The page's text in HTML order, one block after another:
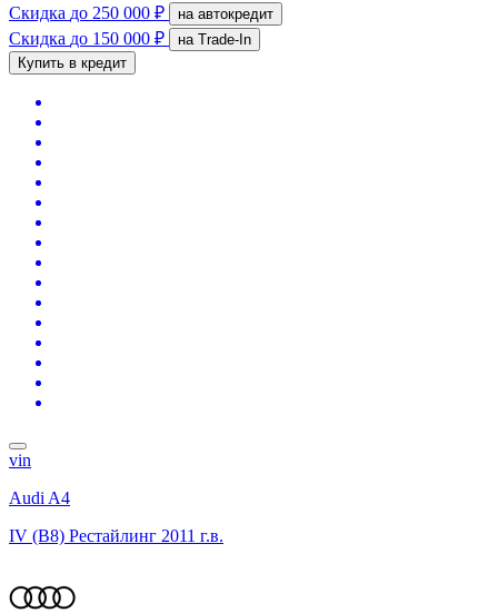
Скидка до 250 000 ₽ на автокредит
Скидка до 150 000 ₽
на Trade-In
Купить в кредит
vin
Audi A4
IV (B8) Рестайлинг 2011 г.в.